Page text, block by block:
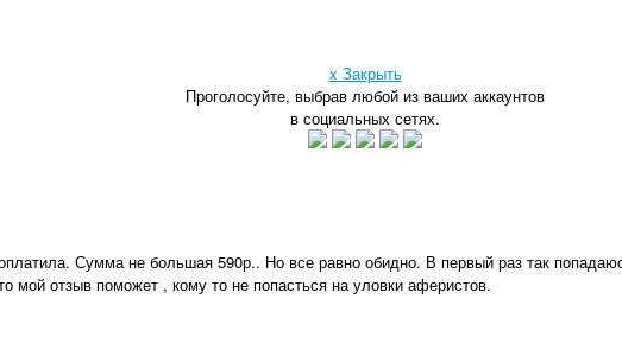
x Закрыть
Проголосуйте, выбрав любой из ваших аккаунтов
в социальных сетях.
Сумма не большая 590р.. Но все равно обидно. В первый раз так
мой отзыв поможет , кому то не попасться на уловки аферистов.